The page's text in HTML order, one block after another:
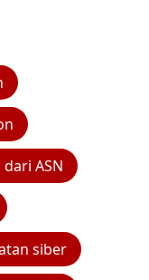
ASN
siber